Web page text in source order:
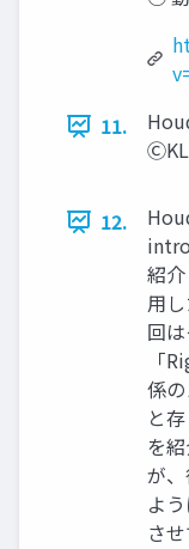
11.
12.
紹
用
回
「
係
と
を
が
よ
さ